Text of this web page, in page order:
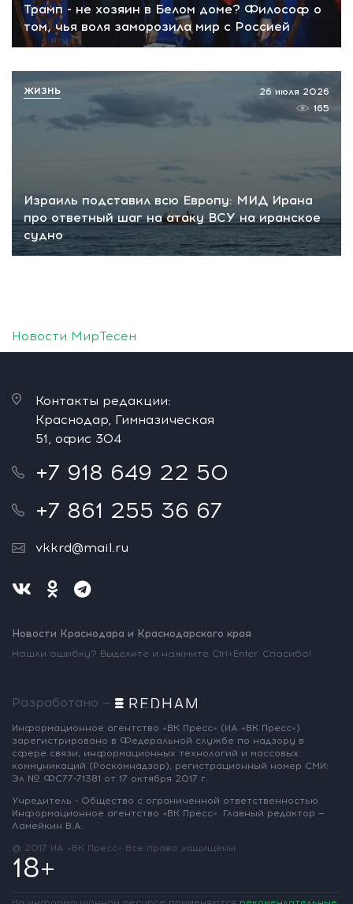
Трамп - не хозяин в Белом доме? Философ о
том, чья воля заморозила мир с Россией
Израиль подставил всю Европу: МИД Ирана
про ответный шаг на атаку ВСУ на иранское
судно
26 июля 2026
165
ЖИЗНЬ
Новости МирТесен
Контакты редакции:
Краснодар, Гимназическая
51, офис 304
+7 918 649 22 50
+7 861 255 36 67
vkkrd@mail.ru
Новости Краснодара и Краснодарского края
Нашли ошибку? Выделите и нажмите Ctrl+Enter. Спасибо!
Разработано —
Информационное агентство «ВК Пресс» (ИА «ВК Пресс»)
зарегистрировано в Федеральной службе по надзору в
сфере связи, информационных технологий и массовых
коммуникаций (Роскомнадзор), регистрационный номер СМИ:
Эл № ФС77-71381 от 17 октября 2017 г.
Учредитель - Общество с ограниченной ответственностью
Информационное агентство «ВК Пресс». Главный редактор —
Ламейкин В.А.
@ 2017 ИА «ВК Пресс» Все права защищены
18+